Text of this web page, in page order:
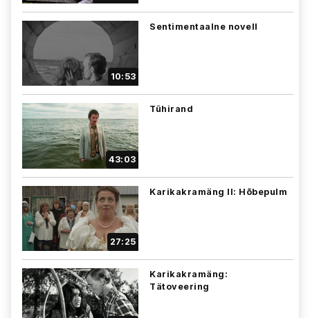
10:53
Sentimentaalne novell
43:03
Tühirand
27:25
Karikakramäng II: Hõbepulm
Karikakramäng:
Tätoveering